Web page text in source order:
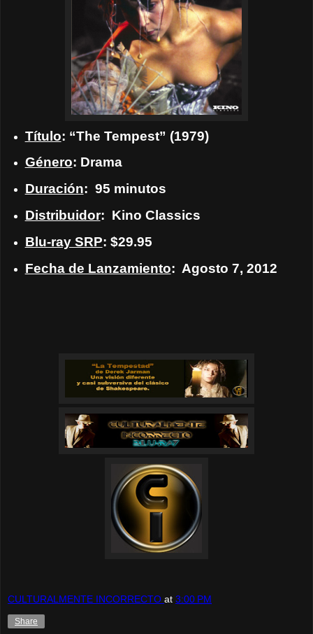
Título: “The Tempest” (1979)
Género: Drama
Duración: 95 minutos
Distribuidor: Kino Classics
Blu-ray SRP: $29.95
Fecha de Lanzamiento: Agosto 7, 2012
CULTURALMENTE INCORRECTO at 3:00 PM
Share